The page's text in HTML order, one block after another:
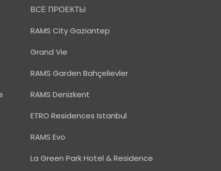
ВСЕ ПРОЕКТЫ
RAMS City Gaziantep
Grand Vie
RAMS Garden Bahçelievler
RAMS Denizkent
ETRO Residences Istanbul
RAMS Evo
La Green Park Hotel & Residence